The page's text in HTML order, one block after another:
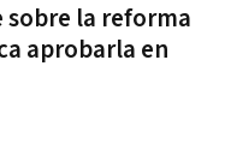
la reforma
aprobarla en